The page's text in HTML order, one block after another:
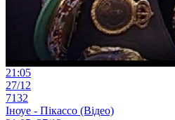
21:05
27/12
7132
Іноуе - Пікассо (Відео)